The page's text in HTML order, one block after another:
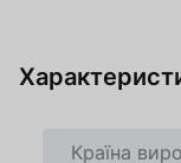
Країна